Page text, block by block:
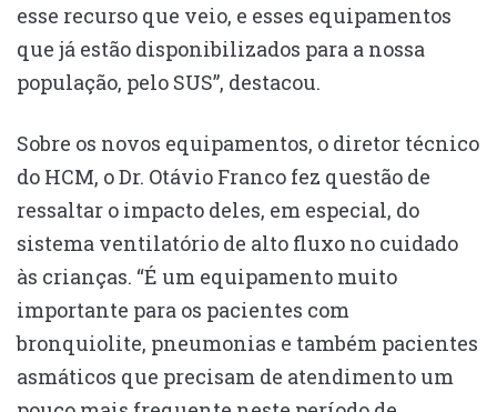
esse recurso que veio, e esses equipamentos
que já estão disponibilizados para a nossa
população, pelo SUS”, destacou.
Sobre os novos equipamentos, o diretor técnico
do HCM, o Dr. Otávio Franco fez questão de
ressaltar o impacto deles, em especial, do
sistema ventilatório de alto fluxo no cuidado
às crianças. “É um equipamento muito
importante para os pacientes com
bronquiolite, pneumonias e também pacientes
asmáticos que precisam de atendimento um